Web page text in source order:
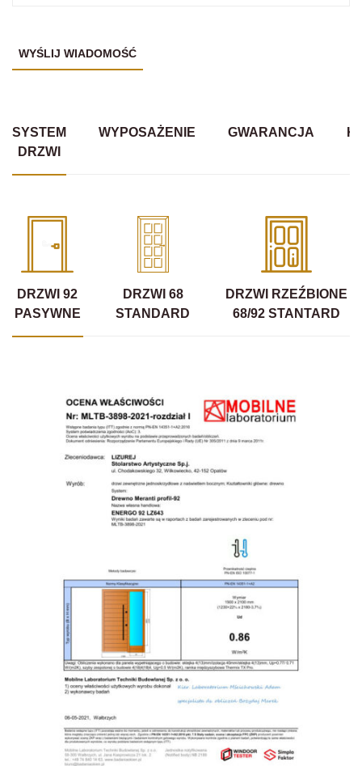
SYSTEM
DRZWI
WYPOSAŻENIE GWARANCJA
DRZWI 92
PASYWNE
DRZWI 68
STANDARD
DRZWI RZEŹBIONE
68/92 STANTARD